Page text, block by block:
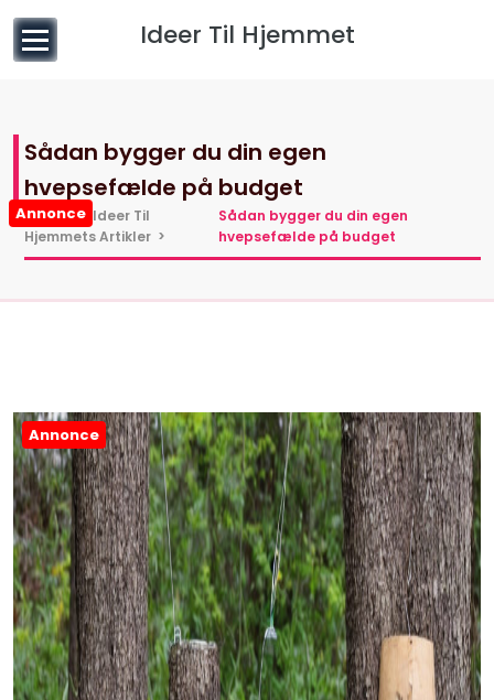
indhold
Ideer Til Hjemmet
Annonce
Sådan bygger du din egen
hvepsefælde på budget
Hjem> Ideer Til
Hjemmets Artikler >
Sådan bygger du din egen
hvepsefælde på budget
Annonce